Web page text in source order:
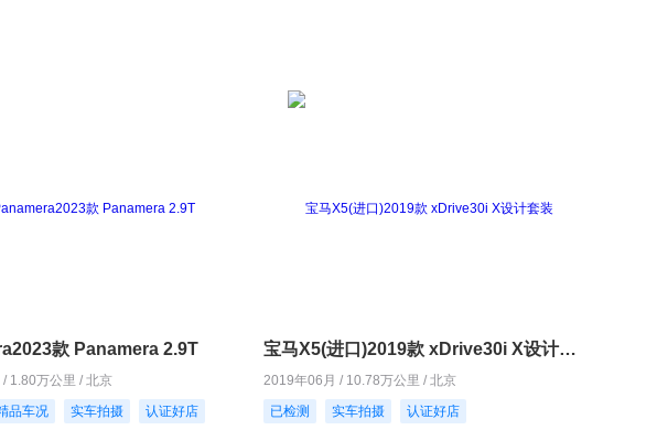
款 Panamera 2.9T
1.80万公里 / 北京
品车况 实车拍摄 认证好店
宝马X5(进口)2019款 xDrive30i X设计套装
2019年06月 / 10.78万公里 / 北京
已检测
实车拍摄 认证好店